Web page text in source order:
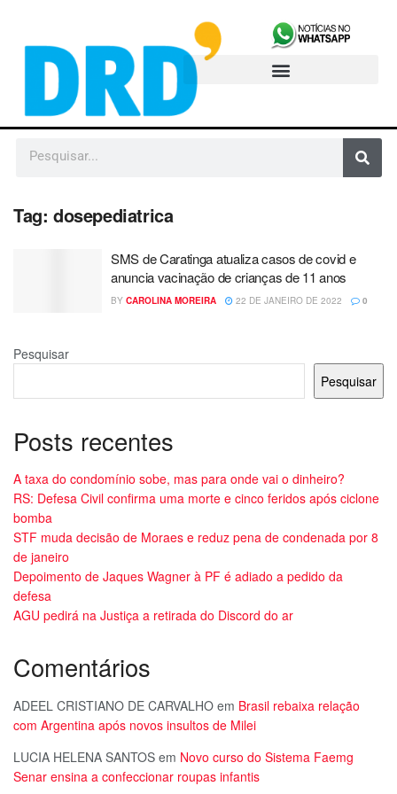
Tag: dosepediatrica
SMS de Caratinga atualiza casos de covid e
anuncia vacinação de crianças de 11 anos
BY CAROLINA MOREIRA 22 DE JANEIRO DE 2022 0
Pesquisar
Pesquisar
Posts recentes
A taxa do condomínio sobe, mas para onde vai o dinheiro?
RS: Defesa Civil confirma uma morte e cinco feridos após ciclone
bomba
STF muda decisão de Moraes e reduz pena de condenada por 8
de janeiro
Depoimento de Jaques Wagner à PF é adiado a pedido da
defesa
AGU pedirá na Justiça a retirada do Discord do ar
Comentários
ADEEL CRISTIANO DE CARVALHO em Brasil rebaixa relação
com Argentina após novos insultos de Milei
LUCIA HELENA SANTOS em Novo curso do Sistema Faemg
Senar ensina a confeccionar roupas infantis